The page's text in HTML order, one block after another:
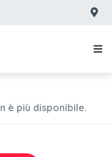
è più disponibile.